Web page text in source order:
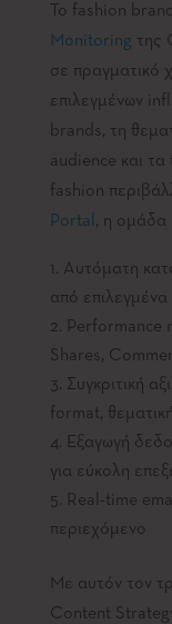
Το fashion
Monitoring της
σε πραγματικό
επιλεγμένων
brands, τη
audience και
fashion
Portal , η ομάδα
Αυτόματη
από
Performance
Shares,
Συγκριτική
format,
Εξαγωγή
για εύκολη
Real-time
περιεχόμενο
Με αυτόν τον
Content